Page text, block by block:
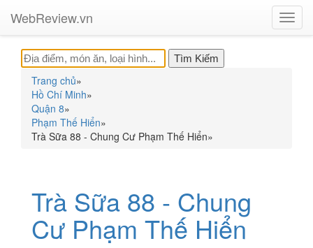
WebReview.vn
Trang chủ»
Hồ Chí Minh»
Quận 8»
Phạm Thế Hiển»
Trà Sữa 88 - Chung Cư Phạm Thế Hiển»
Trà Sữa 88 - Chung
Cư Phạm Thế Hiển